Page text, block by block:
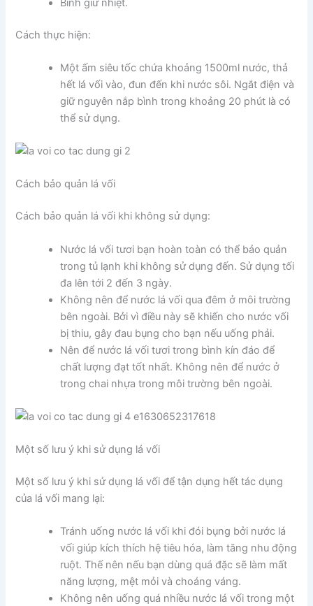
Bình giữ nhiệt.
Cách thực hiện:
Một ấm siêu tốc chứa khoảng 1500ml nước, thả
hết lá vối vào, đun đến khi nước sôi. Ngắt điện và
giữ nguyên nắp bình trong khoảng 20 phút là có
thể sử dụng.
Cách bảo quản lá vối
Cách bảo quản lá vối khi không sử dụng:
Nước lá vối tươi bạn hoàn toàn có thể bảo quản
trong tủ lạnh khi không sử dụng đến. Sử dụng tối
đa lên tới 2 đến 3 ngày.
Không nên để nước lá vối qua đêm ở môi trường
bên ngoài. Bởi vì điều này sẽ khiến cho nước vối
bị thiu, gây đau bụng cho bạn nếu uống phải.
Nên để nước lá vối tươi trong bình kín đáo để
chất lượng đạt tốt nhất. Không nên để nước ở
trong chai nhựa trong môi trường bên ngoài.
Một số lưu ý khi sử dụng lá vối
Một số lưu ý khi sử dụng lá vối để tận dụng hết tác dụng
của lá vối mang lại:
Tránh uống nước lá vối khi đói bụng bởi nước lá
vối giúp kích thích hệ tiêu hóa, làm tăng nhu động
ruột. Thế nên nếu bạn dùng quá đặc sẽ làm mất
năng lượng, mệt mỏi và choáng váng.
Không nên uống quá nhiều nước lá vối trong một